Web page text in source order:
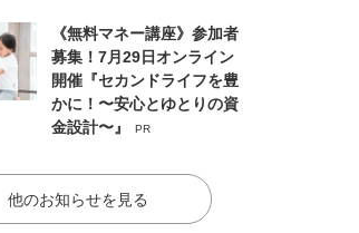
《無料マネー講座》参加者
募集！7月29日オンライン
開催『セカンドライフを豊
かに！〜安心とゆとりの資
金設計〜』
PR
他のお知らせを見る